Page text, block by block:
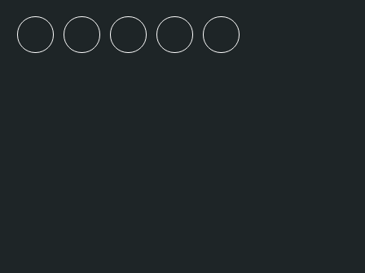
linkedinyoutubebluesky mastodon